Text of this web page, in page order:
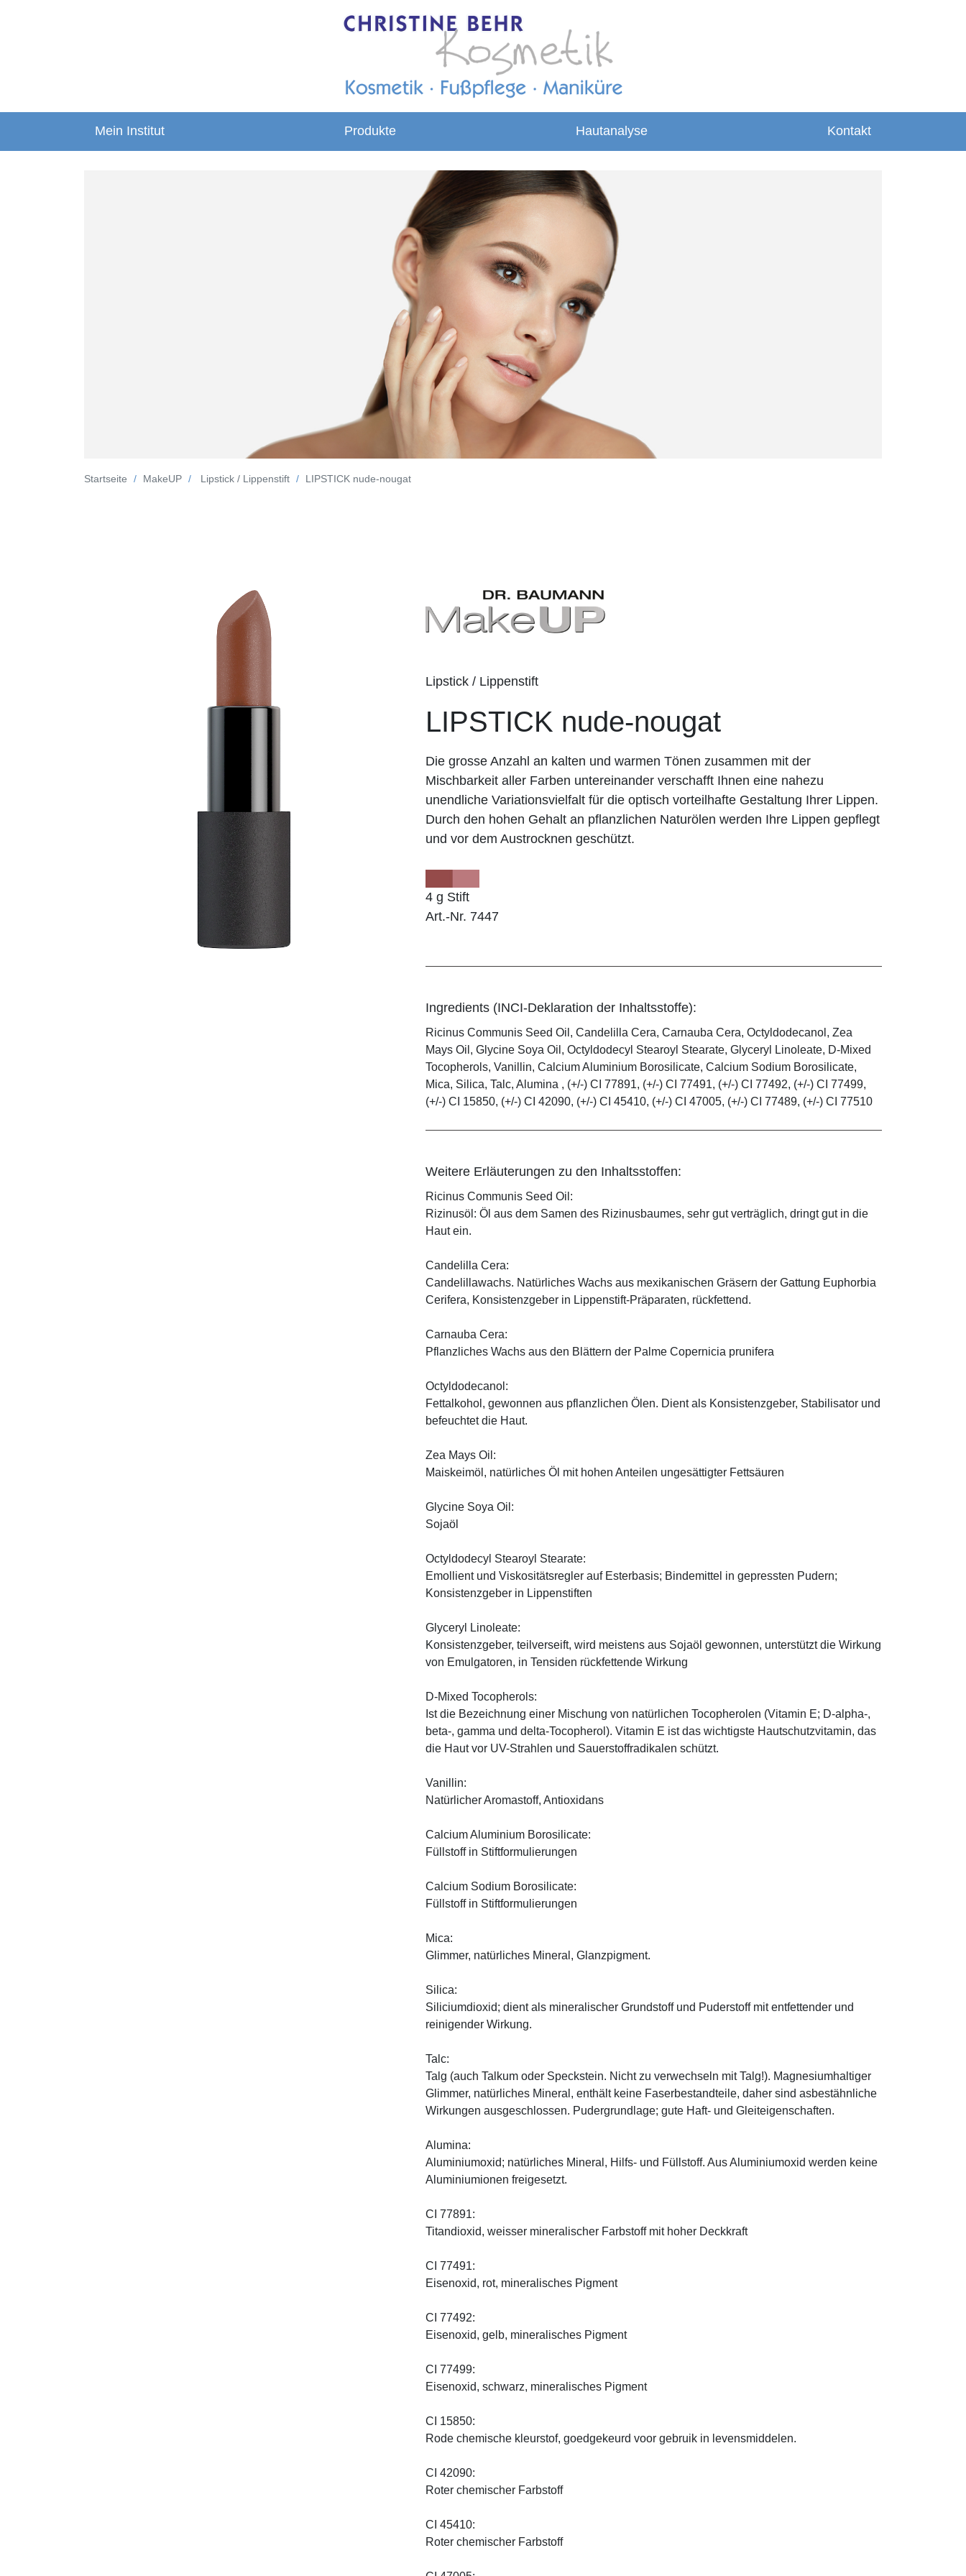
Mein Institut Produkte Hautanalyse Kontakt
Startseite MakeUP Lipstick / Lippenstift LIPSTICK nude-nougat
Lipstick / Lippenstift
LIPSTICK nude-nougat
Die grosse Anzahl an kalten und warmen Tönen zusammen mit der
Mischbarkeit aller Farben untereinander verschafft Ihnen eine nahezu
unendliche Variationsvielfalt für die optisch vorteilhafte Gestaltung Ihrer Lippen.
Durch den hohen Gehalt an pflanzlichen Naturölen werden Ihre Lippen gepflegt
und vor dem Austrocknen geschützt.
4 g Stift
Art.-Nr. 7447
Ingredients (INCI-Deklaration der Inhaltsstoffe):
Ricinus Communis Seed Oil, Candelilla Cera, Carnauba Cera, Octyldodecanol, Zea
Mays Oil, Glycine Soya Oil, Octyldodecyl Stearoyl Stearate, Glyceryl Linoleate, D-Mixed
Tocopherols, Vanillin, Calcium Aluminium Borosilicate, Calcium Sodium Borosilicate,
Mica, Silica, Talc, Alumina , (+/-) CI 77891, (+/-) CI 77491, (+/-) CI 77492, (+/-) CI 77499,
(+/-) CI 15850, (+/-) CI 42090, (+/-) CI 45410, (+/-) CI 47005, (+/-) CI 77489, (+/-) CI 77510
Weitere Erläuterungen zu den Inhaltsstoffen:
Ricinus Communis Seed Oil:
Rizinusöl: Öl aus dem Samen des Rizinusbaumes, sehr gut verträglich, dringt gut in die
Haut ein.
Candelilla Cera:
Candelillawachs. Natürliches Wachs aus mexikanischen Gräsern der Gattung Euphorbia
Cerifera, Konsistenzgeber in Lippenstift-Präparaten, rückfettend.
Carnauba Cera:
Pflanzliches Wachs aus den Blättern der Palme Copernicia prunifera
Octyldodecanol:
Fettalkohol, gewonnen aus pflanzlichen Ölen. Dient als Konsistenzgeber, Stabilisator und
befeuchtet die Haut.
Zea Mays Oil:
Maiskeimöl, natürliches Öl mit hohen Anteilen ungesättigter Fettsäuren
Glycine Soya Oil:
Sojaöl
Octyldodecyl Stearoyl Stearate:
Emollient und Viskositätsregler auf Esterbasis; Bindemittel in gepressten Pudern;
Konsistenzgeber in Lippenstiften
Glyceryl Linoleate:
Konsistenzgeber, teilverseift, wird meistens aus Sojaöl gewonnen, unterstützt die Wirkung
von Emulgatoren, in Tensiden rückfettende Wirkung
D-Mixed Tocopherols:
Ist die Bezeichnung einer Mischung von natürlichen Tocopherolen (Vitamin E; D-alpha-,
beta-, gamma und delta-Tocopherol). Vitamin E ist das wichtigste Hautschutzvitamin, das
die Haut vor UV-Strahlen und Sauerstoffradikalen schützt.
Vanillin:
Natürlicher Aromastoff, Antioxidans
Calcium Aluminium Borosilicate:
Füllstoff in Stiftformulierungen
Calcium Sodium Borosilicate:
Füllstoff in Stiftformulierungen
Mica:
Glimmer, natürliches Mineral, Glanzpigment.
Silica:
Siliciumdioxid; dient als mineralischer Grundstoff und Puderstoff mit entfettender und
reinigender Wirkung.
Talc:
Talg (auch Talkum oder Speckstein. Nicht zu verwechseln mit Talg!). Magnesiumhaltiger
Glimmer, natürliches Mineral, enthält keine Faserbestandteile, daher sind asbestähnliche
Wirkungen ausgeschlossen. Pudergrundlage; gute Haft- und Gleiteigenschaften.
Alumina:
Aluminiumoxid; natürliches Mineral, Hilfs- und Füllstoff. Aus Aluminiumoxid werden keine
Aluminiumionen freigesetzt.
CI 77891:
Titandioxid, weisser mineralischer Farbstoff mit hoher Deckkraft
CI 77491:
Eisenoxid, rot, mineralisches Pigment
CI 77492:
Eisenoxid, gelb, mineralisches Pigment
CI 77499:
Eisenoxid, schwarz, mineralisches Pigment
CI 15850:
Rode chemische kleurstof, goedgekeurd voor gebruik in levensmiddelen.
CI 42090:
Roter chemischer Farbstoff
CI 45410:
Roter chemischer Farbstoff